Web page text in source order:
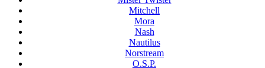
Mitchell
Mora
Nash
Nautilus
Norstream
O.S.P.